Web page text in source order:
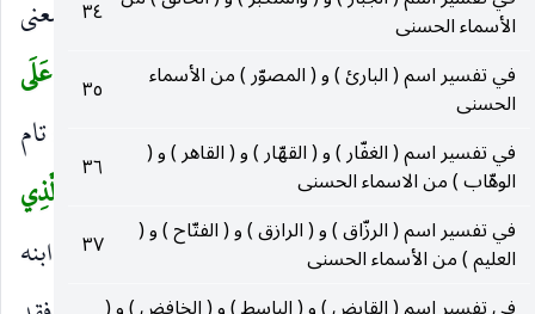
الأسماء الحسنى
٣٤
في تفسير اسم ( البارئ ) و ( المصوّر ) من الأسماء
الحسنى
٣٥
في تفسير اسم ( الغفّار ) و ( القهّار ) و ( القاهر ) و (
الوهّاب ) من الاسماء الحسنى
٣٦
في تفسير اسم ( الرزّاق ) و ( الرازق ) و ( الفتّاح ) و (
العليم ) من الأسماء الحسنى
٣٧
وافياً ، أي : تامّاً ، وتوفّيت حقّي من فلان واستوفيته بمعنى
واحد ، أي : أخذته تاماً ، ومنه : «الَّذِينَ إِذَا اكْتَالُوا عَلَى
النَّاسِ يَسْتَوْفُونَ»
ودرهم واف وكيل واف ، أي : تام
، ومنه : «وَأَوْفُوا الْكَيْلَ»
وَإِبْرَاهِيمَ الَّذِي
وَفَّىٰ»(٢٢٥)
أي : وفي سهام الإسلام ، وامتحن بذبح ابنه